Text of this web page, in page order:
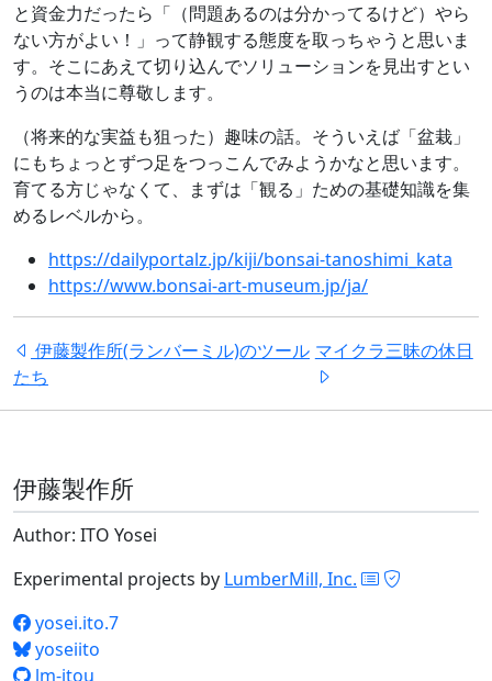
と資金力だったら「（問題あるのは分かってるけど）やら
ない方がよい！」って静観する態度を取っちゃうと思いま
す。そこにあえて切り込んでソリューションを見出すとい
うのは本当に尊敬します。
（将来的な実益も狙った）趣味の話。そういえば「盆栽」
にもちょっとずつ足をつっこんでみようかなと思います。
育てる方じゃなくて、まずは「観る」ための基礎知識を集
めるレベルから。
https://dailyportalz.jp/kiji/bonsai-tanoshimi_kata
https://www.bonsai-art-museum.jp/ja/
伊藤製作所(ランバーミル)のツール
たち
マイクラ三昧の休日
伊藤製作所
Author: ITO Yosei
Experimental projects by LumberMill, Inc.
yosei.ito.7
yoseiito
lm-itou